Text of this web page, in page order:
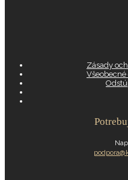
Zásady